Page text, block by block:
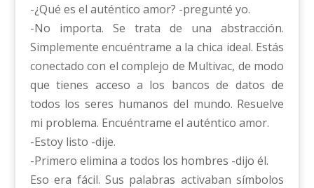
-¿Qué es el auténtico amor? -pregunté yo.
-No importa. Se trata de una abstracción.
Simplemente encuéntrame a la chica ideal. Estás
conectado con el complejo de Multivac, de modo
que tienes acceso a los bancos de datos de
todos los seres humanos del mundo. Resuelve
mi problema. Encuéntrame el auténtico amor.
-Estoy listo -dije.
-Primero elimina a todos los hombres -dijo él.
Eso era fácil. Sus palabras activaban símbolos